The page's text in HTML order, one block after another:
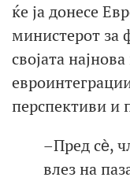
ќе ја донесе
министерот
својата
перспективи и
–Пред сѐ,
влез на